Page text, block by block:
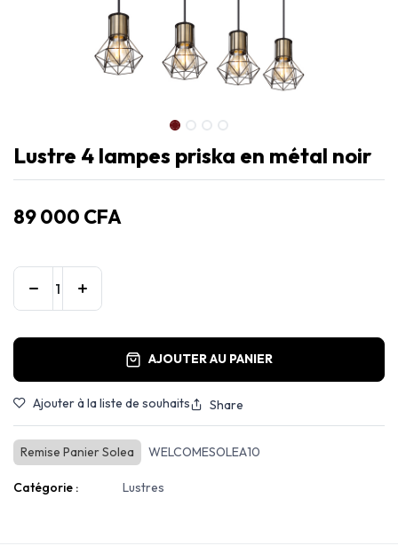
Lustre 4 lampes priska en métal noir
89 000 CFA
AJOUTER AU PANIER
Ajouter à la liste de souhaits Share
Remise Panier Solea WELCOMESOLEA10
Catégorie : Lustres